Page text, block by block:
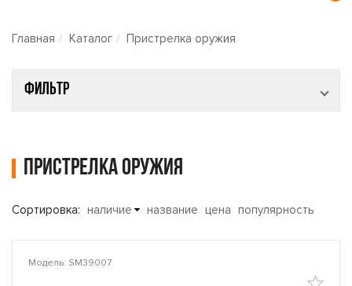
Главная Каталог Пристрелка оружия
Пристрелка оружия
Сортировка: наличие название цена популярность
Модель: SM39007
Фильтр